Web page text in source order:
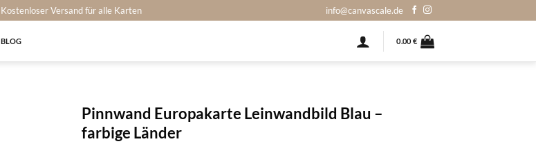
Kostenloser Versand für alle Karten info@canvascale.de
BLOG 0.00 €
Pinnwand Europakarte Leinwandbild Blau –
farbige Länder